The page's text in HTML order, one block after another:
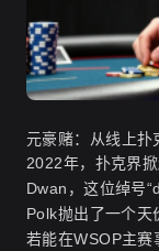
元豪赌：从线上扑
2022年，扑克界
Dwan，这位绰号
Polk抛出了一个天
若能在WSOP主赛